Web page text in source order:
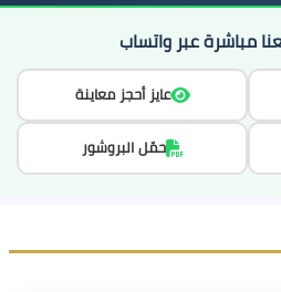
مباشرة عبر واتساب
عايز أحجز معاينة
حمّل البروشور